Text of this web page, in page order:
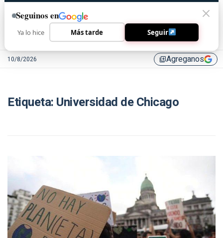
10/8/2026 library_addAgreganos
Etiqueta: Universidad de Chicago
Seguinos en
Ya lo hice Más tarde Seguir